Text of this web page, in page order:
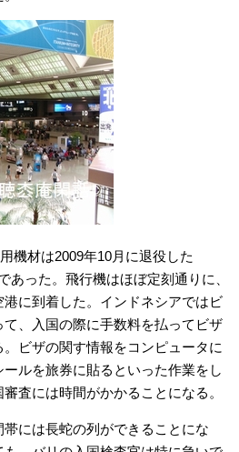
機材は2009年10月に退役した
あった。飛行機はほぼ定刻通りに、
に到着した。インドネシアではビ
、入国の際に手数料を払ってビザ
ビザの関す情報をコンピュータに
ルを旅券に貼るといった作業をし
査には時間がかかることになる。
には長蛇の列ができることにな